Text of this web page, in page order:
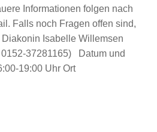
Informationen folgen nach
Falls noch Fragen offen sind,
Isabelle Willemsen
37281165) Datum und
19:00 Uhr Ort